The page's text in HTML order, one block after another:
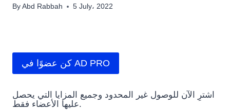
By Abd Rabbah 5 July، 2022
كن عضوًا في AD PRO
اشترِ الآن للوصول غير المحدود وجميع المزايا التي يحصل
عليها الأعضاء فقط.